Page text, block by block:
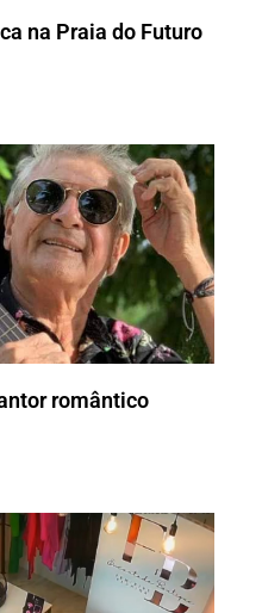
na Praia do Futuro
romântico